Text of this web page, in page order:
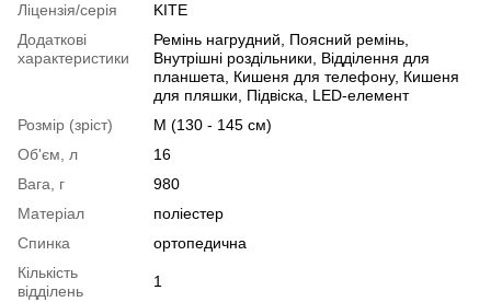
Ліцензія/серія
KITE
Додаткові
характеристики
Ремінь нагрудний, Поясний ремінь,
Внутрішні роздільники, Відділення для
планшета, Кишеня для телефону, Кишеня
для пляшки, Підвіска, LED-елемент
Розмір (зріст)
M (130 - 145 см)
Об'єм, л
16
Вага, г
980
Матеріал
поліестер
Спинка
ортопедична
Кількість
відділень
1